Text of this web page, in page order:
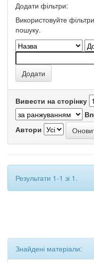
Додати фільтри:
Використовуйте
пошуку.
Вивести на сторінку
Автори
Результати 1-1 зі 1.
Знайдені матеріали: